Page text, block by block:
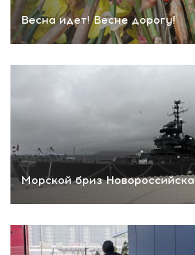
Весна идет! Весне дорогу!
Морской бриз Новороссийска